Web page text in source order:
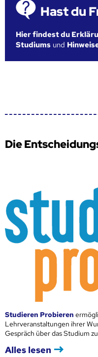
Hast du
Hier findest du
Studiums und
Die
Studieren Probieren
Lehrveranstaltungen ihrer
Gespräch über das Studium
Alles lesen